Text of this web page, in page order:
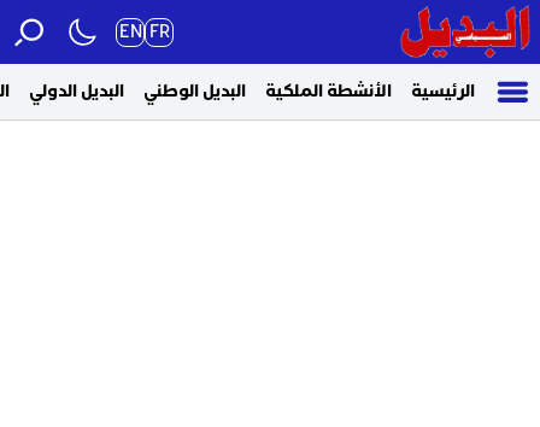
FR
EN
الرئيسية الأنشطة الملكية البديل الوطني البديل الدولي